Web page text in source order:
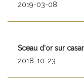
2019-03-08
Sceau d'or sur
2018-10-23